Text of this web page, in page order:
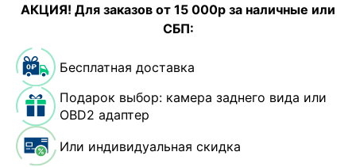
АКЦИЯ! Для заказов от 15 000р за наличные или
СБП:
Бесплатная доставка
Подарок выбор: камера заднего вида или
OBD2 адаптер
Или индивидуальная скидка